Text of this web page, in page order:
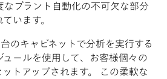
なプラント自動化の不可欠な部分
います。
のキャビネットで分析を実行する
ールを使用して、お客様個々の
トアップされます。 この柔軟な